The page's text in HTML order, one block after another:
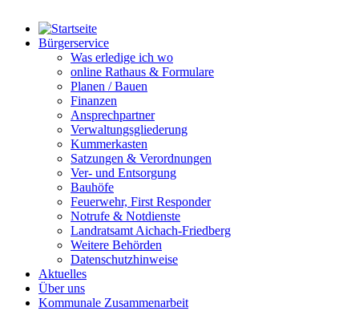
Bürgerservice
Was erledige ich wo
online Rathaus & Formulare
Planen / Bauen
Finanzen
Ansprechpartner
Verwaltungsgliederung
Kummerkasten
Satzungen & Verordnungen
Ver- und Entsorgung
Bauhöfe
Feuerwehr, First Responder
Notrufe & Notdienste
Landratsamt Aichach-Friedberg
Weitere Behörden
Datenschutzhinweise
Aktuelles
Über uns
Kommunale Zusammenarbeit